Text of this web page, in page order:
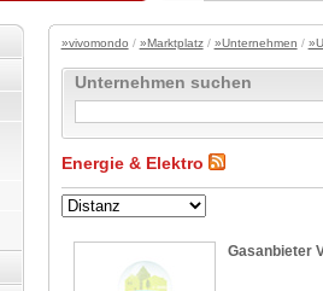
»vivomondo / »Marktplatz/ »Unternehmen /
Unternehmen suchen
Energie & Elektro
Gasanbieter